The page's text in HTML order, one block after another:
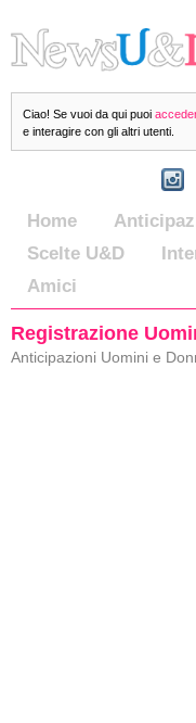
Ciao! Se vuoi da qui puoi
e interagire con gli altri utenti.
Home
Scelte U&D
Amici
Registrazione
Anticipazioni Uomini e